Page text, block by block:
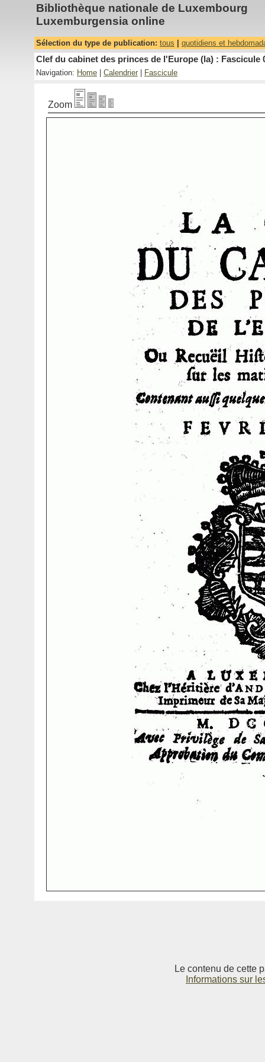
Bibliothèque nationale de Luxembourg
Luxemburgensia online
Sélection du type de publication: tous quotidiens et
Clef du cabinet des princes de l'Europe (la) : Fascicule
Navigation: Home Calendrier Fascicule
Zoom
Le contenu de cette
Informations sur